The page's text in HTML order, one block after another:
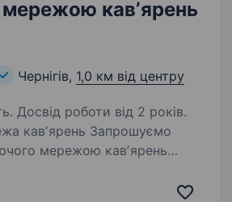
кавʼярень
Чернігів, 1,0 км від центру
Досвід роботи від 2 років.
Запрошуємо
мережою кавʼярень
за розвиток і ефективну